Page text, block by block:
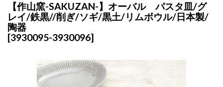
【作山窯-SAKUZAN-】オーバル パスタ皿/グ
レイ/鉄黒//削ぎ/ソギ/黒土/リムボウル/日本製/
陶器
[3930095-3930096]